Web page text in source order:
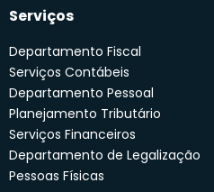
Serviços
Departamento Fiscal
Serviços Contábeis
Departamento Pessoal
Planejamento Tributário
Serviços Financeiros
Departamento de Legalização
Pessoas Físicas